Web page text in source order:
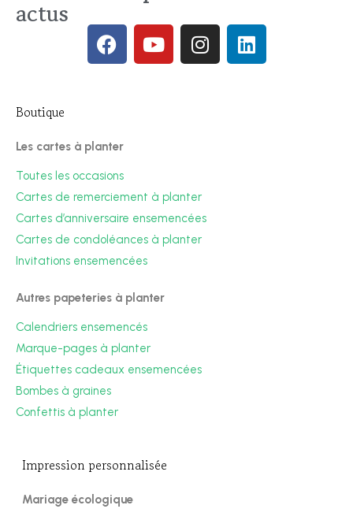
actus
Boutique
Les cartes à planter
Toutes les occasions
Cartes de remerciement à planter
Cartes d’anniversaire ensemencées
Cartes de condoléances à planter
Invitations ensemencées
Autres papeteries à planter
Calendriers ensemencés
Marque-pages à planter
Étiquettes cadeaux ensemencées
Bombes à graines
Confettis à planter
Impression personnalisée
Mariage écologique